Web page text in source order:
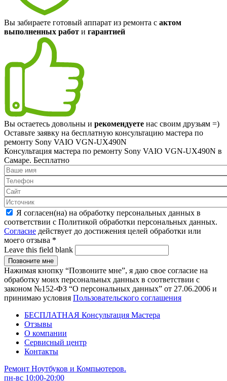
Вы забираете готовый аппарат из ремонта с актом
выполненных работ и гарантией
Вы остаетесь довольны и рекомендуете нас своим друзьям =)
Оставьте заявку на бесплатную консультацию мастера по
ремонту Sony VAIO VGN-UX490N
Консультация мастера по ремонту Sony VAIO VGN-UX490N в
Самаре. Бесплатно
Я согласен(на) на обработку персональных данных в
соответствии с Политикой обработки персональных данных.
Согласие действует до достижения целей обработки или
моего отзыва *
Leave this field blank
Нажимая кнопку “Позвоните мне”, я даю свое согласие на
обработку моих персональных данных в соответствии с
законом №152-ФЗ “О персональных данных” от 27.06.2006 и
принимаю условия Пользовательского соглашения
БЕСПЛАТНАЯ Консультация Мастера
Отзывы
О компании
Сервисный центр
Контакты
Ремонт Ноутбуков и Компьютеров.
пн-вс 10:00-20:00